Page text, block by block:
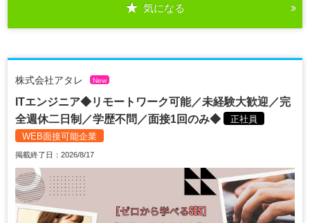
気になる
株式会社アタレ New
ITエンジニア◆リモートワーク可能／未経験大歓迎／完
全週休二日制／学歴不問／面接1回のみ◆
正社員
WEB面接可能企業
掲載終了日：2026/8/17